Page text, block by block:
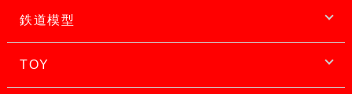
鉄道模型
TOY